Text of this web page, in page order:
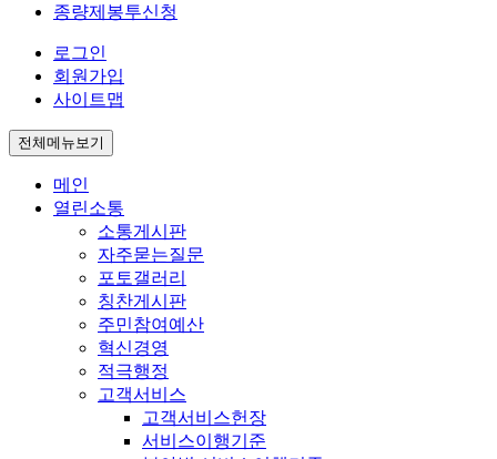
종량제봉투신청
로그인
회원가입
사이트맵
전체메뉴보기
메인
열린소통
소통게시판
자주묻는질문
포토갤러리
칭찬게시판
주민참여예산
혁신경영
적극행정
고객서비스
고객서비스헌장
서비스이행기준